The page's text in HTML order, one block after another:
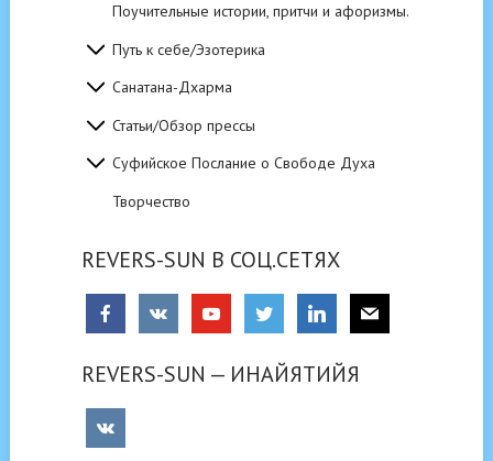
Поучительные истории, притчи и афоризмы.
Путь к себе/Эзотерика
Санатана-Дхарма
Статьи/Обзор прессы
Суфийское Послание о Свободе Духа
Творчество
REVERS-SUN В СОЦ.СЕТЯХ
REVERS-SUN — ИНАЙЯТИЙЯ